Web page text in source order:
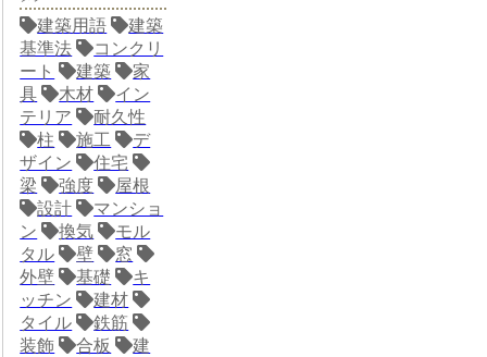
建築用語
建築
基準法
コンクリ
ート
建築
家
具
木材
イン
テリア
耐久性
柱
施工
デ
ザイン
住宅
梁
強度
屋根
設計
マンショ
ン
換気
モル
タル
壁
窓
外壁
基礎
キ
ッチン
建材
タイル
鉄筋
装飾
合板
建